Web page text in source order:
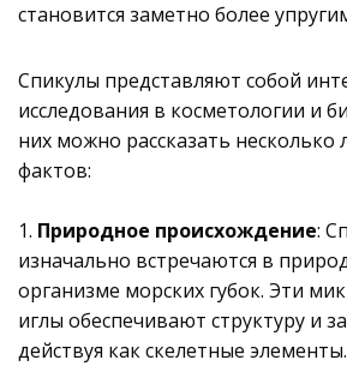
становится заметно более
Cпикулы представляют собой
исследования в косметологии и
них можно рассказать
фактов:
1. Природное происхождение:
изначально встречаются в
организме морских губок. Эти
иглы обеспечивают структуру и
действуя как скелетные элементы.